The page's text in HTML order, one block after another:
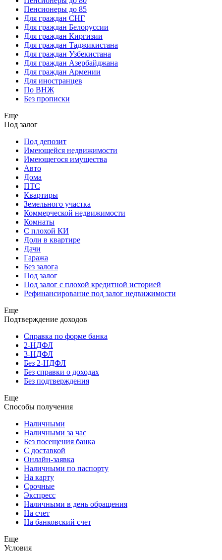
Пенсионеры до 85
Для граждан СНГ
Для граждан Белоруссии
Для граждан Киргизии
Для граждан Таджикистана
Для граждан Узбекистана
Для граждан Азербайджана
Для граждан Армении
Для иностранцев
По ВНЖ
Без прописки
Еще
Под залог
Под депозит
Имеющейся недвижимости
Имеющегося имущества
Авто
Дома
ПТС
Квартиры
Земельного участка
Коммерческой недвижимости
Комнаты
С плохой КИ
Доли в квартире
Дачи
Гаража
Без залога
Под залог
Под залог с плохой кредитной историей
Рефинансирование под залог недвижимости
Еще
Подтверждение доходов
Справка по форме банка
2-НДФЛ
3-НДФЛ
Без 2-НДФЛ
Без справки о доходах
Без подтверждения
Еще
Способы получения
Наличными
Наличными за час
Без посещения банка
С доставкой
Онлайн-заявка
Наличными по паспорту
На карту
Срочные
Экспресс
Наличными в день обращения
На счет
На банковский счет
Еще
Условия